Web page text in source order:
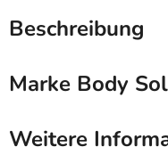
Beschreibung
Marke Body
Weitere